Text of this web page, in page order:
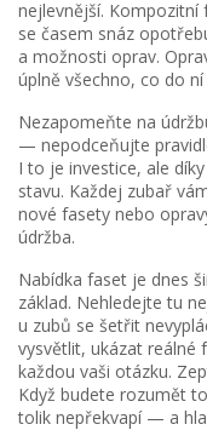
nejlevnější.
se časem snáz
a možnosti oprav.
úplně všechno, co do
Nezapomeňte na
— nepodceňujte
I to je investice, ale
stavu. Každej zubař
nové fasety nebo
údržba.
Nabídka faset je dnes
základ. Nehledejte tu
u zubů se šetřit
vysvětlit, ukázat reálné
každou vaši otázku.
Když budete rozumět
tolik nepřekvapí — a